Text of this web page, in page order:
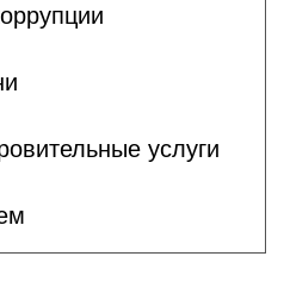
услуги